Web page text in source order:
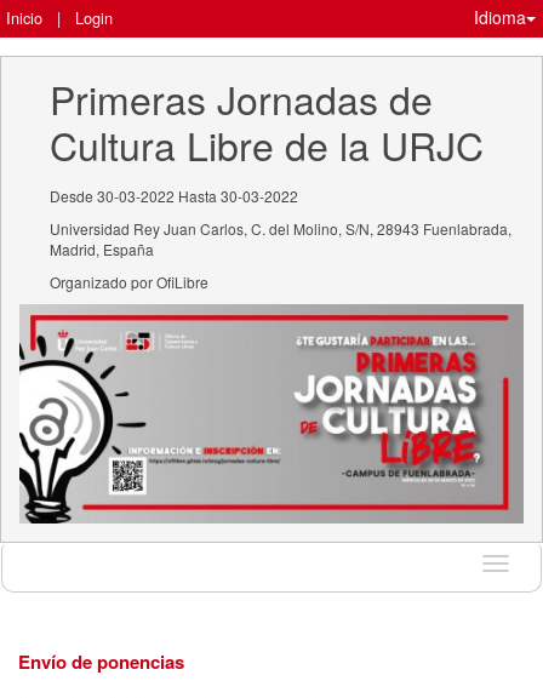
Inicio | Login Idioma
Primeras Jornadas de
Cultura Libre de la URJC
Desde 30-03-2022 Hasta 30-03-2022
Universidad Rey Juan Carlos, C. del Molino, S/N, 28943 Fuenlabrada,
Madrid, España
Organizado por OfiLibre
Idioma
Envío de ponencias